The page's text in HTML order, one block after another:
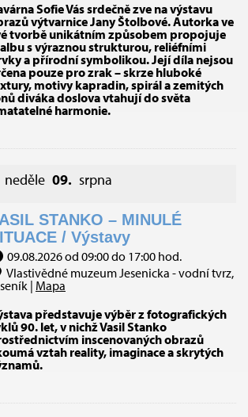
Sofie Vás srdečně zve na výstavu
výtvarnice Jany Štolbové. Autorka ve
tvorbě unikátním způsobem propojuje
s výraznou strukturou, reliéfními
a přírodní symbolikou. Její díla nejsou
pouze pro zrak – skrze hluboké
motivy kapradin, spirál a zemitých
diváka doslova vtahují do světa
harmonie.
neděle 09. srpna
STANKO – MINULÉ
/ Výstavy
09.08.2026 od 09:00 do 17:00 hod.
Vlastivědné muzeum Jesenicka - vodní tvrz,
| Mapa
představuje výběr z fotografických
90. let, v nichž Vasil Stanko
inscenovaných obrazů
vztah reality, imaginace a skrytých